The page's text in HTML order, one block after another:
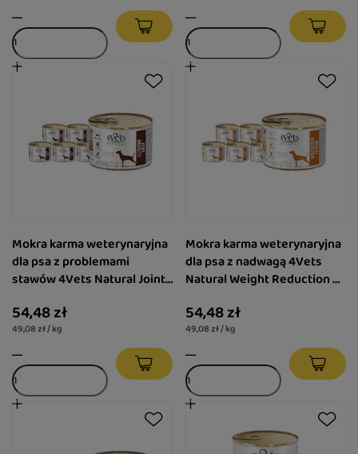
Mokra karma weterynaryjna
dla psa z problemami
stawów 4Vets Natural Joint
54,48 zł
49,08 zł / kg
Mokra karma weterynaryjna
dla psa z nadwagą 4Vets
Natural Weight Reduction 6
54,48 zł
49,08 zł / kg